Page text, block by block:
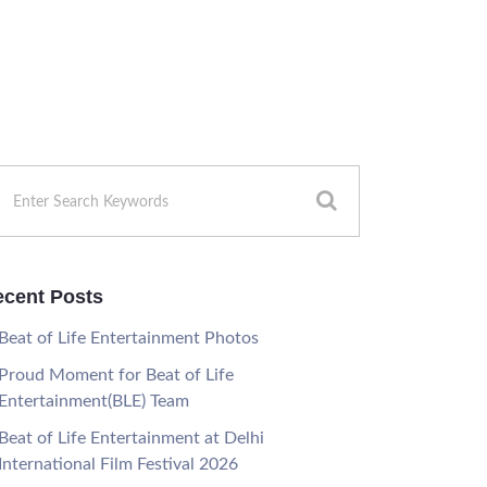
Posts
of Life Entertainment Photos
Moment for Beat of Life
Team
of Life Entertainment at Delhi
Film Festival 2026